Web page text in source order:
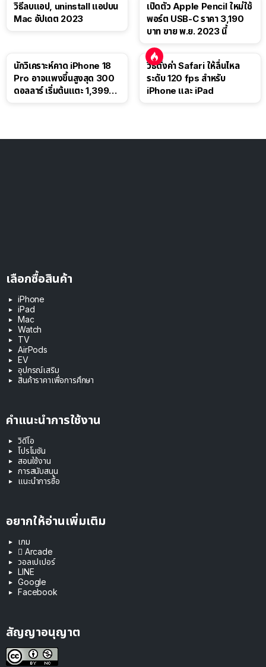
วิธีลบแอป, uninstall แอปบน
Mac อัปเดต 2023
เปิดตัว Apple Pencil ใหม่ใช้
พอร์ต USB-C ราคา 3,190
บาท ขาย พ.ย. 2023 นี้
นักวิเคราะห์คาด iPhone 18
Pro อาจแพงขึ้นสูงสุด 300
ดอลลาร์ เริ่มต้นแตะ 1,399
วิธีตั้งค่า Safari ให้ลื่นไหล
ระดับ 120 fps สำหรับ
iPhone และ iPad
เลือกซื้อสินค้า
iPhone
iPad
Mac
Watch
TV
AirPods
EV
อุปกรณ์เสริม
สินค้าราคาเพื่อการศึกษา
คำแนะนำการใช้งาน
วิดีโอ
โปรโมชัน
สอนใช้งาน
การสนับสนุน
แนะนำการซื้อ
อยากให้อ่านเพิ่มเติม
เกม
 Arcade
วอลเปเปอร์
LINE
Google
Facebook
สัญญาอนุญาต